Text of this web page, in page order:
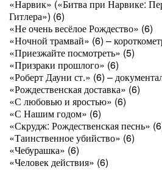
«Нарвик» («Битва при Нарвике:
Гитлера») (6)
«Не очень весёлое Рождество» (6)
«Ночной трамвай» (6) –
«Приезжайте посмотреть» (5)
«Призраки прошлого» (6)
«Роберт Дауни ст.» (6) –
«Рождественская доставка» (6)
«С любовью и яростью» (6)
«С Нашим годом» (6)
«Скрудж: Рождественская песнь»
«Таинственное убийство» (6)
«Чебурашка» (6)
«Человек действия» (6)